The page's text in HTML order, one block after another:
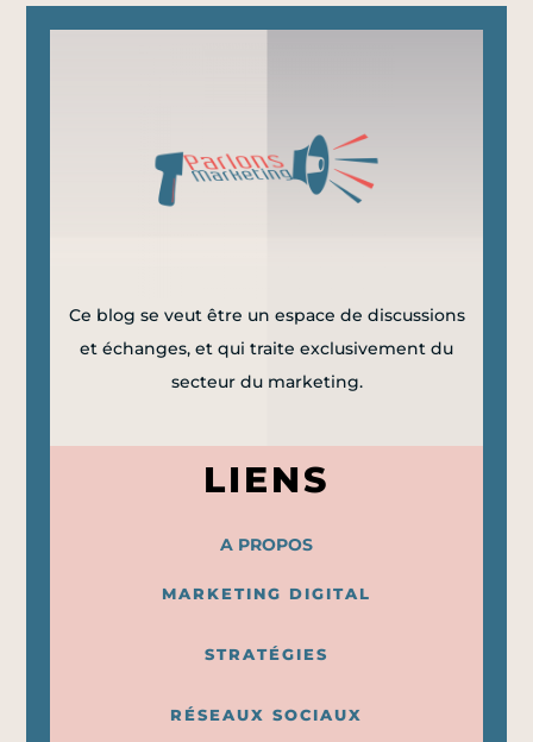
Ce blog se veut être un espace de discussions
et échanges, et qui traite exclusivement du
secteur du marketing.
LIENS
A PROPOS
MARKETING DIGITAL
STRATÉGIES
RÉSEAUX SOCIAUX